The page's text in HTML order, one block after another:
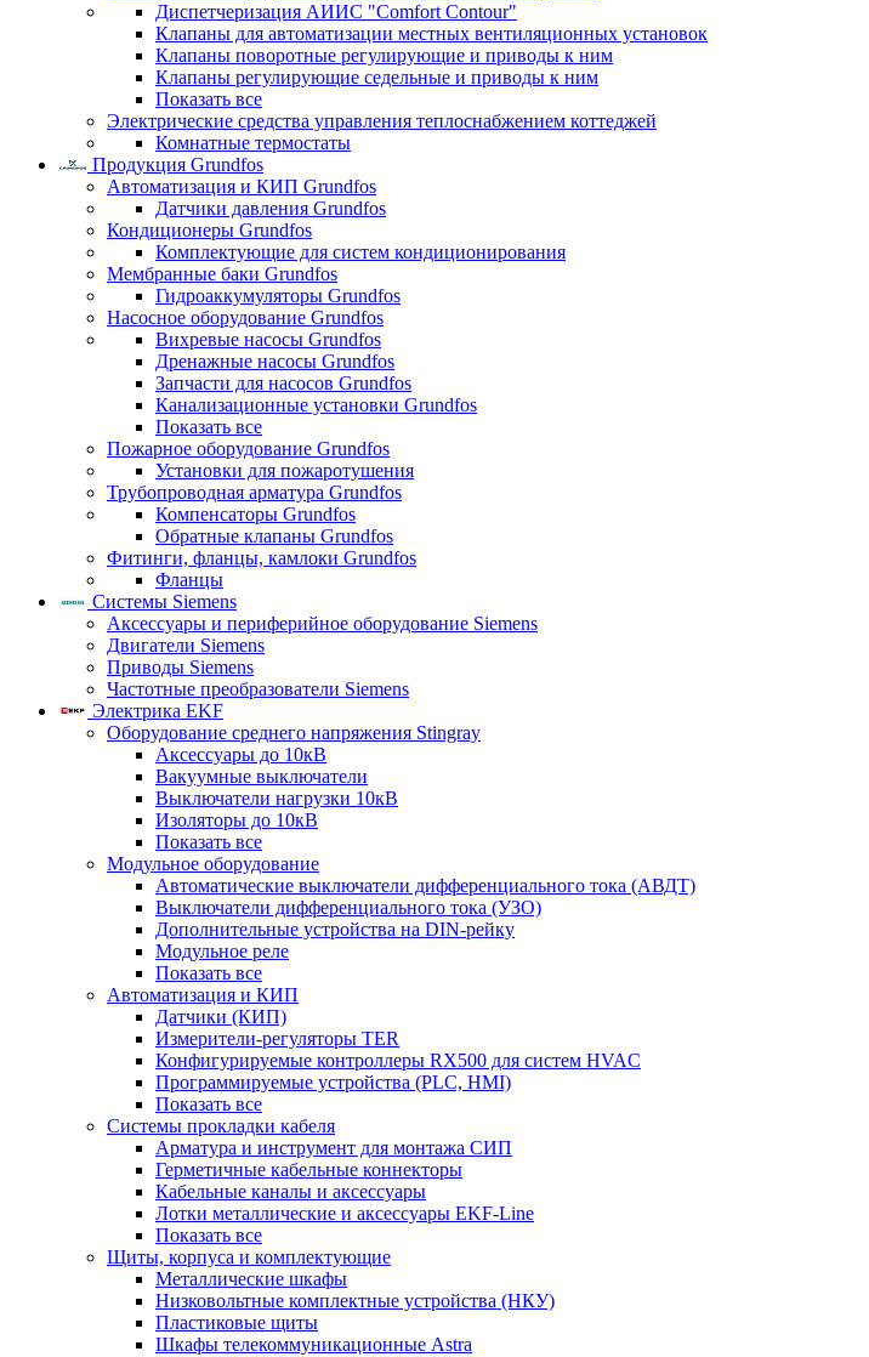
Диспетчеризация АИИС "Comfort Contour"
Клапаны для автоматизации местных вентиляционных установок
Клапаны поворотные регулирующие и приводы к ним
Клапаны регулирующие седельные и приводы к ним
Показать все
Электрические средства управления теплоснабжением коттеджей
Комнатные термостаты
Продукция Grundfos
Автоматизация и КИП Grundfos
Датчики давления Grundfos
Кондиционеры Grundfos
Комплектующие для систем кондиционирования
Мембранные баки Grundfos
Гидроаккумуляторы Grundfos
Насосное оборудование Grundfos
Вихревые насосы Grundfos
Дренажные насосы Grundfos
Запчасти для насосов Grundfos
Канализационные установки Grundfos
Показать все
Пожарное оборудование Grundfos
Установки для пожаротушения
Трубопроводная арматура Grundfos
Компенсаторы Grundfos
Обратные клапаны Grundfos
Фитинги, фланцы, камлоки Grundfos
Фланцы
Системы Siemens
Аксессуары и периферийное оборудование Siemens
Двигатели Siemens
Приводы Siemens
Частотные преобразователи Siemens
Электрика EKF
Оборудование среднего напряжения Stingray
Аксессуары до 10кВ
Вакуумные выключатели
Выключатели нагрузки 10кВ
Изоляторы до 10кВ
Показать все
Модульное оборудование
Автоматические выключатели дифференциального тока (АВДТ)
Выключатели дифференциального тока (УЗО)
Дополнительные устройства на DIN-рейку
Модульное реле
Показать все
Автоматизация и КИП
Датчики (КИП)
Измерители-регуляторы TER
Конфигурируемые контроллеры RX500 для систем HVAC
Программируемые устройства (PLC, HMI)
Показать все
Системы прокладки кабеля
Арматура и инструмент для монтажа СИП
Герметичные кабельные коннекторы
Кабельные каналы и аксессуары
Лотки металлические и аксессуары EKF-Line
Показать все
Щиты, корпуса и комплектующие
Металлические шкафы
Низковольтные комплектные устройства (НКУ)
Пластиковые щиты
Шкафы телекоммуникационные Astra